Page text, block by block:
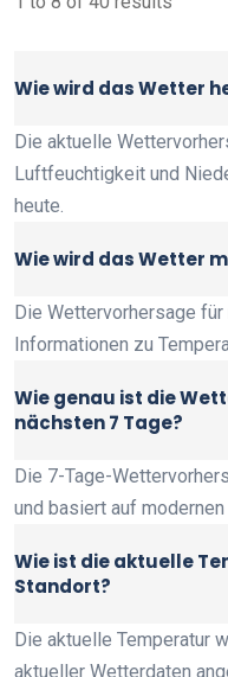
Wie wird das Wetter
Die aktuelle
Luftfeuchtigkeit und
heute.
Wie wird das Wetter
Die Wettervorhersage
Informationen zu
Wie genau ist die
nächsten 7 Tage?
Die 7-Tage-
und basiert auf
Wie ist die aktuelle
Standort?
Die aktuelle Temperatur
aktueller Wetterdaten